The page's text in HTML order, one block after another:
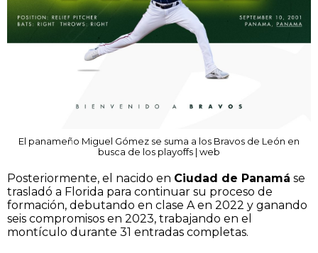
El panameño Miguel Gómez se suma a los Bravos de León en
busca de los playoffs | web
Posteriormente, el nacido en Ciudad de Panamá se
trasladó a Florida para continuar su proceso de
formación, debutando en clase A en 2022 y ganando
seis compromisos en 2023, trabajando en el
montículo durante 31 entradas completas.